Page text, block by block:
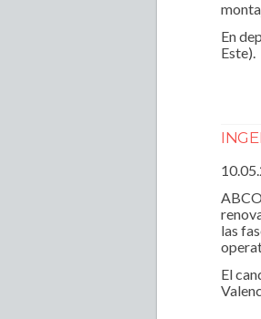
En
Este).
las
El